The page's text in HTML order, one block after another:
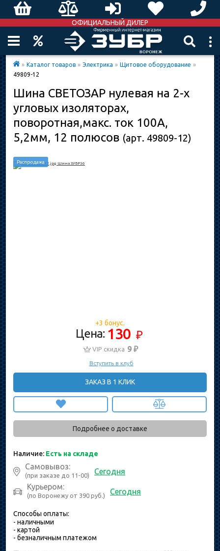
ОФИЦИАЛЬНЫЙ ДИЛЕР
» Каталог товаров » Электрика » Щитовое оборудование »
49809-12
Шина СВЕТОЗАР нулевая на 2-х
угловых изоляторах,
поворотная,макс. ток 100А,
5,2мм, 12 полюсов (арт. 49809-12)
Распродажа
+3 бонус.
Цена: 130 ₽
VIP скидка 9 ₽
Вступить в клуб
ЗАКАЗ В 1 КЛИК
Подробнее о доставке
Наличие: Есть на складе
Самовывоз:
(при заказе до 11-00)
Сегодня
Курьером:
(по Воронежу от 390 руб.) Сегодня
Способы оплаты:
- наличными
- картой
- безналичным платежом